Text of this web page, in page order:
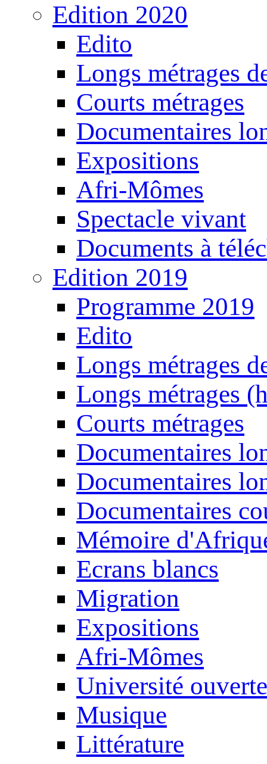
Edition 2020
Edito
Longs métrages
Courts métrages
Documentaires
Expositions
Afri-Mômes
Spectacle vivant
Documents à
Edition 2019
Programme 2019
Edito
Longs métrages
Longs métrages
Courts métrages
Documentaires
Documentaires
Documentaires
Mémoire
Ecrans blancs
Migration
Expositions
Afri-Mômes
Université ouverte
Musique
Littérature